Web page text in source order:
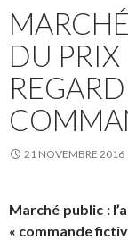
DU PRIX
21 NOVEMBRE 2016
Marché public :
« commande